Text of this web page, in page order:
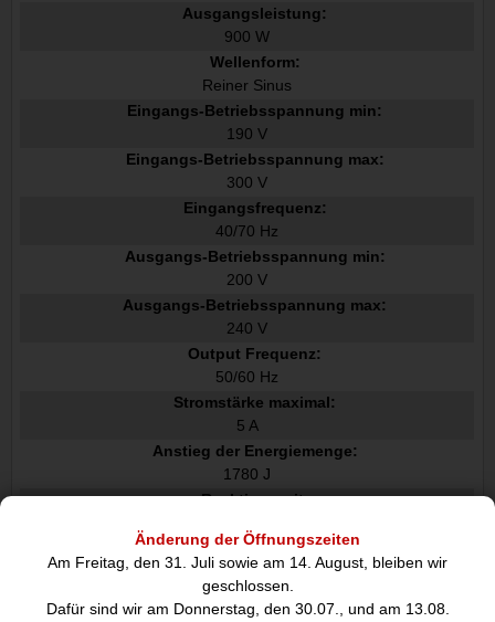
Änderung der Öffnungszeiten
Am Freitag, den 31. Juli sowie am 14. August, bleiben wir
geschlossen.
Dafür sind wir am Donnerstag, den 30.07., und am 13.08.
Ausgangsleistung:
900 W
Wellenform:
Reiner Sinus
Eingangs-Betriebsspannung min:
190 V
Eingangs-Betriebsspannung max:
300 V
Eingangsfrequenz:
40/70 Hz
Ausgangs-Betriebsspannung min:
200 V
Ausgangs-Betriebsspannung max:
240 V
Output Frequenz:
50/60 Hz
Stromstärke maximal:
5 A
Anstieg der Energiemenge:
1780 J
Reaktionszeit:
Wärmeableitung:
341 BTU/h
Ausgangs-Leistungsfaktor: